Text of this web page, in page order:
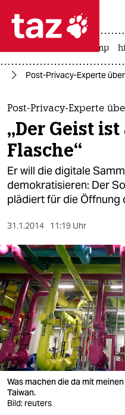
 taz
taz zahl
themen
politik
öko
gesellschaft
sport
berlin
nord
wahrheit
verlag
verlag
veranstaltungen
usa unter trump
Post-Privacy-Experte über
Post-Privacy-Experte
„Der Geist
Flasche“
Er will die digitale
demokratisieren: Der
plädiert für die Öffnung
31.1.2014 11:19 Uhr
Was machen die da mit
Taiwan.
Bild: reuters